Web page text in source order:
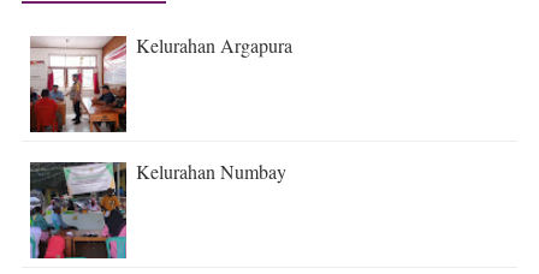
Kelurahan Argapura
Kelurahan Numbay